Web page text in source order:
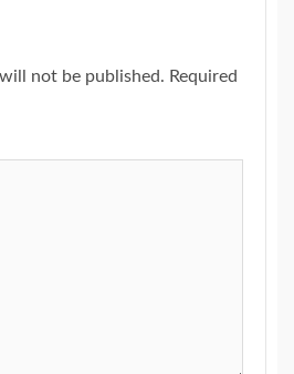
not be published. Required